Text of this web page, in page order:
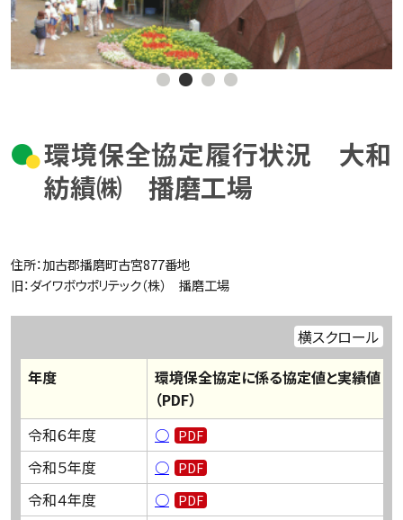
環境保全協定履行状況 大和
紡績㈱ 播磨工場
住所：加古郡播磨町古宮877番地
旧：ダイワボウポリテック（株） 播磨工場
横スクロール
年度
環境保全協定に係る協定値と実績値
（PDF）
令和６年度
○
令和５年度
○
令和４年度
○